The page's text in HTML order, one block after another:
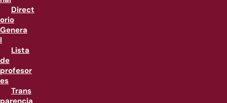
Direct
orio
Genera
l
Lista
de
profesor
es
Trans
parencia